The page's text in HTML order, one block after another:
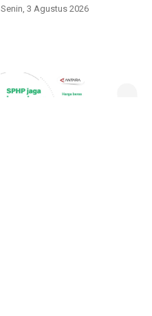
Senin, 3 Agustus 2026